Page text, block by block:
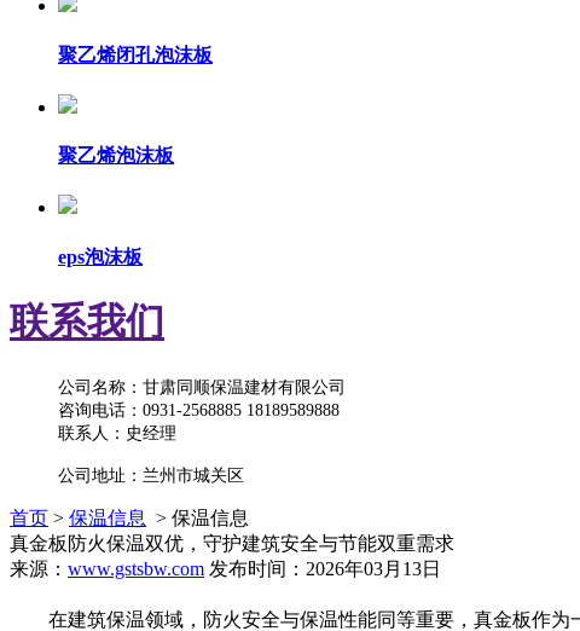
聚乙烯闭孔泡沫板
聚乙烯泡沫板
eps泡沫板
联系我们
公司名称：甘肃同顺保温建材有限公司
咨询电话：0931-2568885 18189589888
联系人：史经理
公司地址：兰州市城关区
首页 > 保温信息 > 保温信息
真金板防火保温双优，守护建筑安全与节能双重需求​
来源： www.gstsbw.com 发布时间：2026年03月13日
在建筑保温领域，防火安全与保温性能同等重要，真金板作为